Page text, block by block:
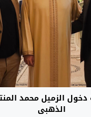
دخول الزميل محمد
الذهبي